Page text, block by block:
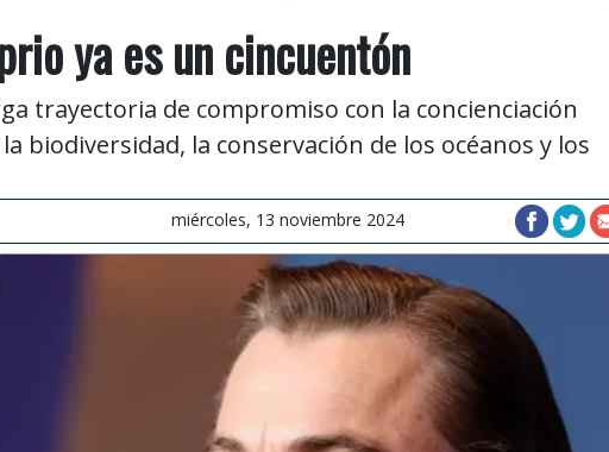
ya es un cincuentón
trayectoria de compromiso con la concienciación
biodiversidad, la conservación de los océanos y los
miércoles, 13 noviembre 2024